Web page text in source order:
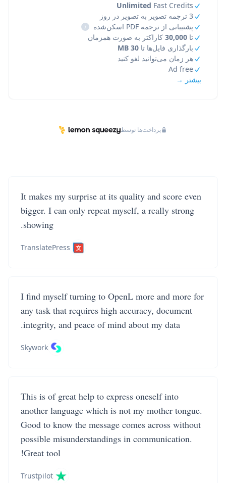
Unlimited Fast Credits
3 ترجمه تصویر به تصویر در روز
پشتیبانی از ترجمه PDF اسکن‌شده
i
تا 30,000 کاراکتر به صورت همزمان
بارگذاری فایل‌ها تا 30 MB
هر زمان می‌توانید لغو کنید
Ad free
بیشتر →
پرداخت‌ها توسط
It makes my surprise at its quality and score even
bigger. I can only repeat myself, a really strong
showing.
TranslatePress
I find myself turning to OpenL more and more for
any task that requires high accuracy, document
integrity, and peace of mind about my data.
Skywork
This is of great help to express oneself into
another language which is not my mother tongue.
Good to know the message comes across without
possible misunderstandings in communication.
Great tool!
Trustpilot